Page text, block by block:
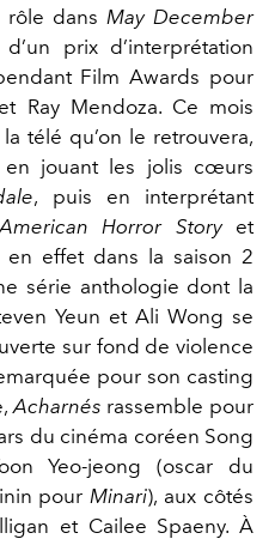
rôle dans May December
prix d’interprétation
Film Awards pour
Ray Mendoza. Ce mois
la télé qu’on le retrouvera,
en jouant les jolis cœurs
, puis en interprétant
American Horror Story et
en effet dans la saison 2
série anthologie dont la
Yeun et Ali Wong se
sur fond de violence
pour son casting
Acharnés rassemble pour
du cinéma coréen Song
Yeo-jeong (oscar du
pour Minari), aux côtés
et Cailee Spaeny. À